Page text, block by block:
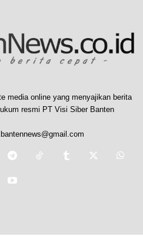
media online yang menyajikan berita
resmi PT Visi Siber Banten